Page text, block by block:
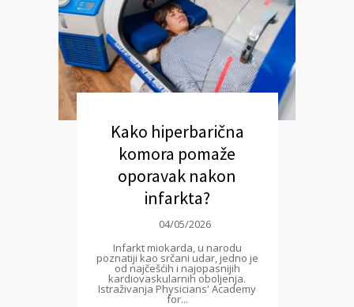
Kako hiperbarična
komora pomaže
oporavak nakon
infarkta?
04/05/2026
Infarkt miokarda, u narodu
poznatiji kao srčani udar, jedno je
od najčešćih i najopasnijih
kardiovaskularnih oboljenja.
Istraživanja Physicians' Academy
for...